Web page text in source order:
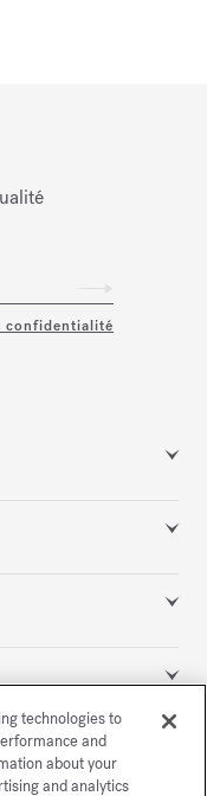
confidentialité
technologies to
and
about your
and analytics